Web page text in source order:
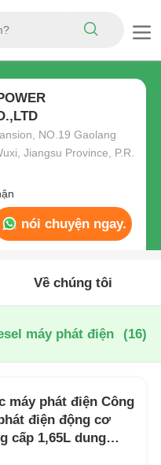
NO.19 Gaolang
Jiangsu Province, P.R.
nói chuyện ngay.
Về chúng tôi
máy phát điện (16)
máy phát điện Công
điện động cơ
cấp 1,65L dung
trơn và trên 12V